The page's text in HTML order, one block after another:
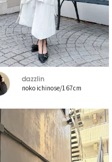
dazzlin
noko ichinose/167cm